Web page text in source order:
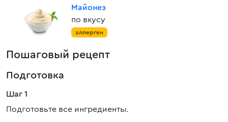
Майонез
по вкусу
аллерген
Пошаговый рецепт
Подготовка
Шаг 1
Подготовьте все ингредиенты.